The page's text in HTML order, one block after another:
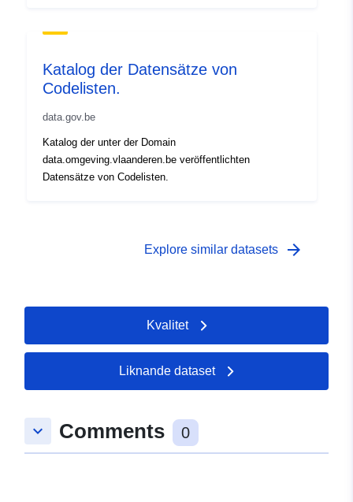
Katalog der Datensätze von
Codelisten.
data.gov.be
Katalog der unter der Domain
data.omgeving.vlaanderen.be veröffentlichten
Datensätze von Codelisten.
Explore similar datasets arrow_forward
Kvalitet
Liknande dataset
keyboard_arrow_down Comments 0